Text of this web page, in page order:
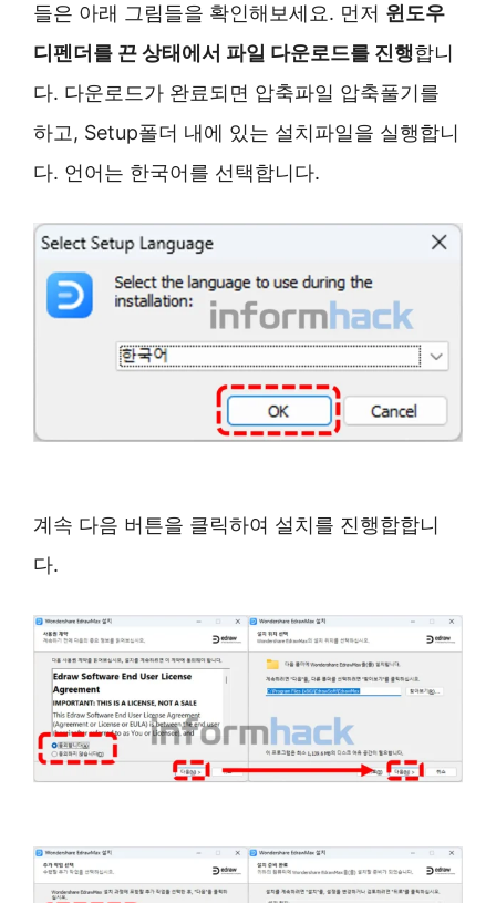
들은 아래 그림들을 확인해보세요. 먼저 윈도우
디펜더를 끈 상태에서 파일 다운로드를 진행합니
다. 다운로드가 완료되면 압축파일 압축풀기를
하고, Setup폴더 내에 있는 설치파일을 실행합니
다. 언어는 한국어를 선택합니다.
계속 다음 버튼을 클릭하여 설치를 진행합합니
다.